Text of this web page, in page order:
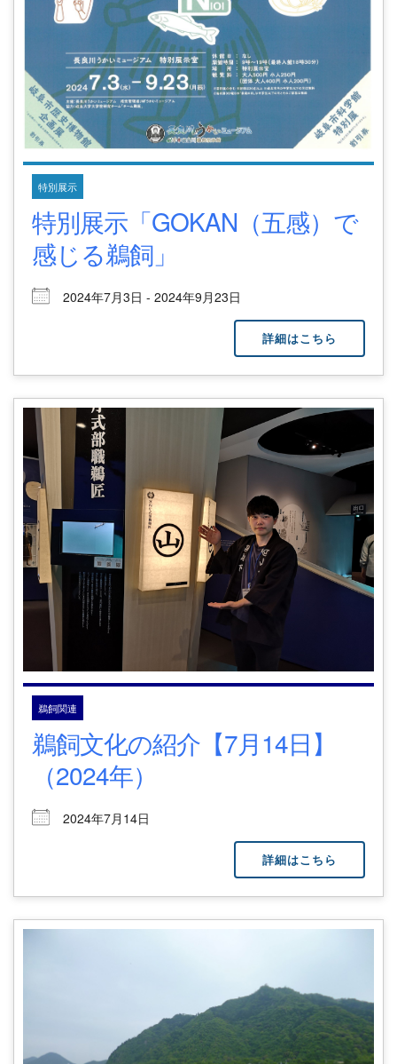
特別展示
特別展示「GOKAN（五感）で
感じる鵜飼」
2024年7月3日 - 2024年9月23日
詳細はこちら
鵜飼関連
鵜飼文化の紹介【7月14日】
（2024年）
2024年7月14日
詳細はこちら